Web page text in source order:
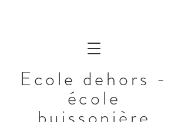
Ecole dehors -
école